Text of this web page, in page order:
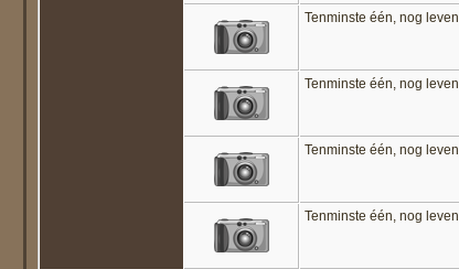
Tenminste één, nog
Tenminste één, nog
Tenminste één, nog
Tenminste één, nog